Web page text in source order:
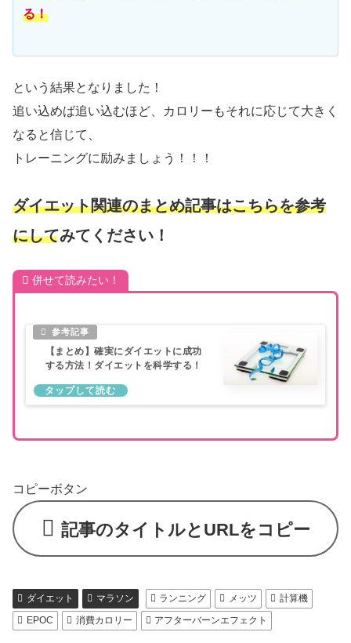
る！
という結果となりました！
追い込めば追い込むほど、カロリーもそれに応じて大きく
なると信じて、
トレーニングに励みましょう！！！
ダイエット関連のまとめ記事はこちらを参考
にしてみてください！
併せて読みたい！
【まとめ】確実にダイエットに成功
する方法！ダイエットを科学する！
コピーボタン
記事のタイトルとURLをコピー
ダイエット マラソン ランニング メッツ
計算機
EPOC
消費カロリー アフターバーンエフェクト